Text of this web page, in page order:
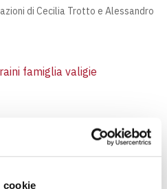
cookie
di Cecilia Trotto e Alessandro